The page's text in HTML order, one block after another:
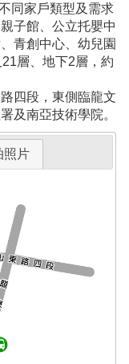
同家戶類型及需求
子館、公立托嬰中
青創中心、幼兒園
層、地下2層，約
四段，東側臨龍文
及南亞技術學院。
照片